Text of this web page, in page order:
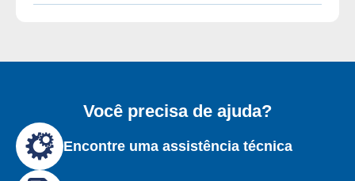
Você precisa de ajuda?
Encontre uma assistência técnica